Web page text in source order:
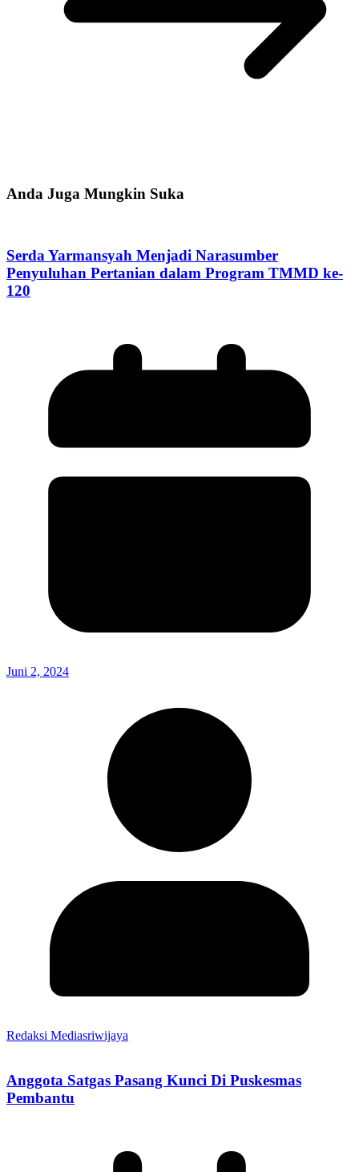
Anda Juga Mungkin Suka
Serda Yarmansyah Menjadi Narasumber
Penyuluhan Pertanian dalam Program TMMD ke-
120
Juni 2, 2024
Redaksi Mediasriwijaya
Anggota Satgas Pasang Kunci Di Puskesmas
Pembantu